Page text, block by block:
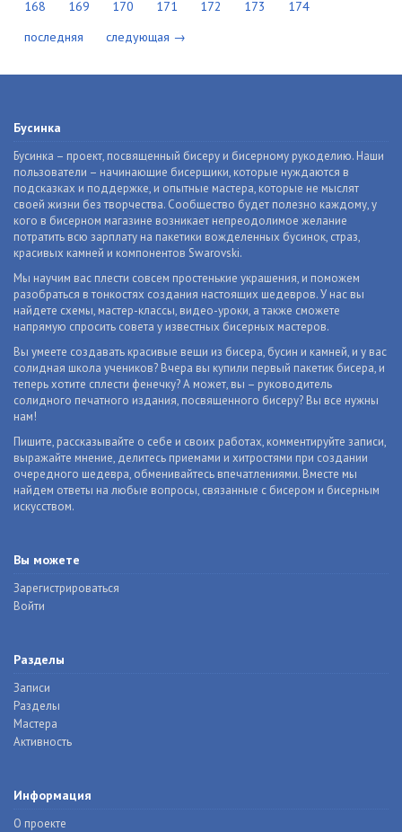
168
169 170 171 172 173
174
последняя
следующая →
Бусинка
Бусинка – проект, посвященный бисеру и бисерному рукоделию. Наши
пользователи – начинающие бисерщики, которые нуждаются в
подсказках и поддержке, и опытные мастера, которые не мыслят
своей жизни без творчества. Сообщество будет полезно каждому, у
кого в бисерном магазине возникает непреодолимое желание
потратить всю зарплату на пакетики вожделенных бусинок, страз,
красивых камней и компонентов Swarovski.
Мы научим вас плести совсем простенькие украшения, и поможем
разобраться в тонкостях создания настоящих шедевров. У нас вы
найдете схемы, мастер-классы, видео-уроки, а также сможете
напрямую спросить совета у известных бисерных мастеров.
Вы умеете создавать красивые вещи из бисера, бусин и камней, и у вас
солидная школа учеников? Вчера вы купили первый пакетик бисера, и
теперь хотите сплести фенечку? А может, вы – руководитель
солидного печатного издания, посвященного бисеру? Вы все нужны
нам!
Пишите, рассказывайте о себе и своих работах, комментируйте записи,
выражайте мнение, делитесь приемами и хитростями при создании
очередного шедевра, обменивайтесь впечатлениями. Вместе мы
найдем ответы на любые вопросы, связанные с бисером и бисерным
искусством.
Вы можете
Зарегистрироваться
Войти
Разделы
Записи
Разделы
Мастера
Активность
Информация
О проекте